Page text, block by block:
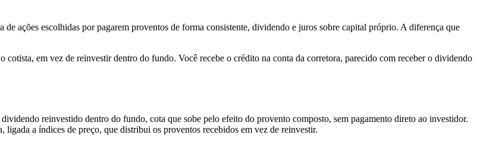
de ações escolhidas por pagarem proventos de forma consistente, dividendo e juros sobre capital próprio. A diferença que
cotista, em vez de reinvestir dentro do fundo. Você recebe o crédito na conta da corretora, parecido com receber o dividendo
reinvestido dentro do fundo, cota que sobe pelo efeito do provento composto, sem pagamento direto ao investidor.
a índices de preço, que distribui os proventos recebidos em vez de reinvestir.